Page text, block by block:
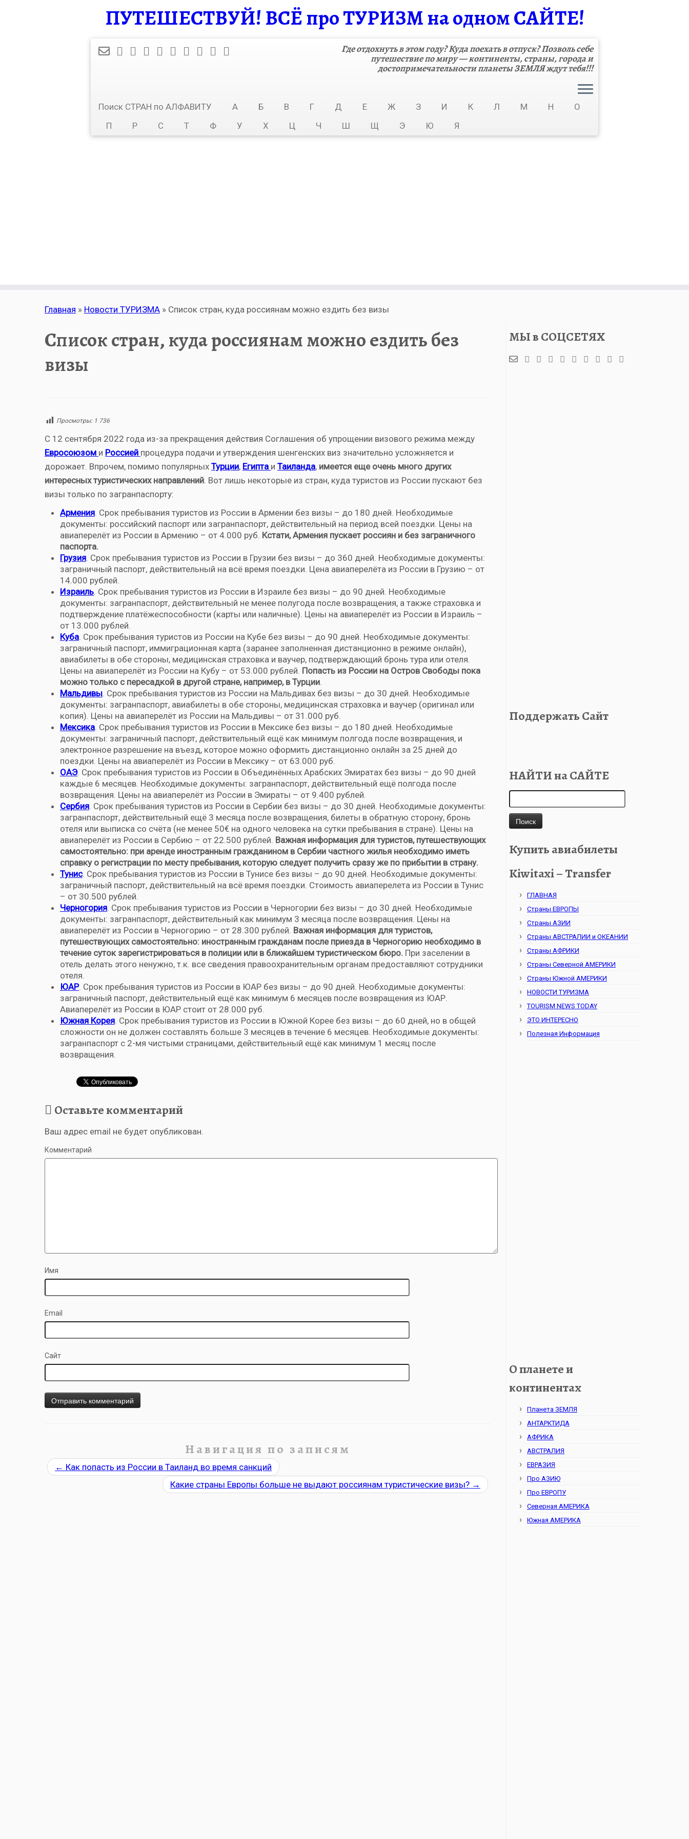
ПУТЕШЕСТВУЙ! ВСЁ про ТУРИЗМ на одном САЙТЕ!
Где отдохнуть в этом году? Куда поехать в отпуск? Позволь себе
путешествие по миру — континенты, страны, города и
достопримечательности планеты ЗЕМЛЯ ждут тебя!!!
Поиск СТРАН по АЛФАВИТУ А Б В Г Д Е Ж З И К Л М Н
О
П
Р С Т Ф У Х Ц Ч Ш Щ Э Ю Я
Главная » Новости ТУРИЗМА » Список стран, куда россиянам можно ездить без визы
Список стран, куда россиянам можно ездить без
визы
Просмотры: 1 736
С 12 сентября 2022 года из-за прекращения действия Соглашения об упрощении визового режима между
Евросоюзом и Россией процедура подачи и утверждения шенгенских виз значительно усложняется и
дорожает. Впрочем, помимо популярных Турции, Египта и Таиланда, имеется еще очень много других
интересных туристических направлений. Вот лишь некоторые из стран, куда туристов из России пускают без
визы только по загранпаспорту:
Армения. Срок пребывания туристов из России в Армении без визы – до 180 дней. Необходимые
документы: российский паспорт или загранпаспорт, действительный на период всей поездки. Цены на
авиаперелёт из России в Армению – от 4.000 руб. Кстати, Армения пускает россиян и без заграничного
паспорта.
Грузия. Срок пребывания туристов из России в Грузии без визы – до 360 дней. Необходимые документы:
заграничный паспорт, действительный на всё время поездки. Цена авиаперелёта из России в Грузию – от
14.000 рублей.
Израиль. Срок пребывания туристов из России в Израиле без визы – до 90 дней. Необходимые
документы: загранпаспорт, действительный не менее полугода после возвращения, а также страховка и
подтверждение платёжеспособности (карты или наличные). Цены на авиаперелёт из России в Израиль –
от 13.000 рублей.
Куба. Срок пребывания туристов из России на Кубе без визы – до 90 дней. Необходимые документы:
заграничный паспорт, иммиграционная карта (заранее заполненная дистанционно в режиме онлайн),
авиабилеты в обе стороны, медицинская страховка и ваучер, подтверждающий бронь тура или отеля.
Цены на авиаперелёт из России на Кубу – от 53.000 рублей. Попасть из России на Остров Свободы пока
можно только с пересадкой в другой стране, например, в Турции.
Мальдивы. Срок пребывания туристов из России на Мальдивах без визы – до 30 дней. Необходимые
документы: загранпаспорт, авиабилеты в обе стороны, медицинская страховка и ваучер (оригинал или
копия). Цены на авиаперелёт из России на Мальдивы – от 31.000 руб.
Мексика. Срок пребывания туристов из России в Мексике без визы – до 180 дней. Необходимые
документы: заграничный паспорт, действительный ещё как минимум полгода после возвращения, и
электронное разрешение на въезд, которое можно оформить дистанционно онлайн за 25 дней до
поездки. Цены на авиаперелёт из России в Мексику – от 63.000 руб.
ОАЭ. Срок пребывания туристов из России в Объединённых Арабских Эмиратах без визы – до 90 дней
каждые 6 месяцев. Необходимые документы: загранпаспорт, действительный ещё полгода после
возвращения. Цены на авиаперелёт из России в Эмираты – от 9.400 рублей.
Сербия. Срок пребывания туристов из России в Сербии без визы – до 30 дней. Необходимые документы:
загранпаспорт, действительный ещё 3 месяца после возвращения, билеты в обратную сторону, бронь
отеля или выписка со счёта (не менее 50€ на одного человека на сутки пребывания в стране). Цены на
авиаперелёт из России в Сербию – от 22.500 рублей. Важная информация для туристов, путешествующих
самостоятельно: при аренде иностранным гражданином в Сербии частного жилья необходимо иметь
справку о регистрации по месту пребывания, которую следует получить сразу же по прибытии в страну.
Тунис. Срок пребывания туристов из России в Тунисе без визы – до 90 дней. Необходимые документы:
заграничный паспорт, действительный на всё время поездки. Стоимость авиаперелета из России в Тунис
– от 30.500 рублей.
Черногория. Срок пребывания туристов из России в Черногории без визы – до 30 дней. Необходимые
документы: загранпаспорт, действительный как минимум 3 месяца после возвращения. Цены на
авиаперелёт из России в Черногорию – от 28.300 рублей. Важная информация для туристов,
путешествующих самостоятельно: иностранным гражданам после приезда в Черногорию необходимо в
течение суток зарегистрироваться в полиции или в ближайшем туристическом бюро. При заселении в
отель делать этого ненужно, т.к. все сведения правоохранительным органам предоставляют сотрудники
отеля.
ЮАР. Срок пребывания туристов из России в ЮАР без визы – до 90 дней. Необходимые документы:
заграничный паспорт, действительный ещё как минимум 6 месяцев после возвращения из ЮАР.
Авиаперелёт из России в ЮАР стоит от 28.000 руб.
Южная Корея. Срок пребывания туристов из России в Южной Корее без визы – до 60 дней, но в общей
сложности он не должен составлять больше 3 месяцев в течение 6 месяцев. Необходимые документы:
загранпаспорт с 2-мя чистыми страницами, действительный ещё как минимум 1 месяц после
возвращения.
Оставьте комментарий
Ваш адрес email не будет опубликован.
Комментарий
Имя
Email
Сайт
Навигация по записям
← Как попасть из России в Таиланд во время санкций
Какие страны Европы больше не выдают россиянам туристические визы? →
МЫ в СОЦСЕТЯХ
Поддержать Сайт
НАЙТИ на САЙТЕ
Купить авиабилеты
Kiwitaxi – Transfer
ГЛАВНАЯ
Страны ЕВРОПЫ
Страны АЗИИ
Страны АВСТРАЛИИ и ОКЕАНИИ
Страны АФРИКИ
Страны Северной АМЕРИКИ
Страны Южной АМЕРИКИ
НОВОСТИ ТУРИЗМА
TOURISM NEWS TODAY
ЭТО ИНТЕРЕСНО
Полезная Информация
О планете и
континентах
Планета ЗЕМЛЯ
АНТАРКТИДА
АФРИКА
АВСТРАЛИЯ
ЕВРАЗИЯ
Про АЗИЮ
Про ЕВРОПУ
Северная АМЕРИКА
Южная АМЕРИКА